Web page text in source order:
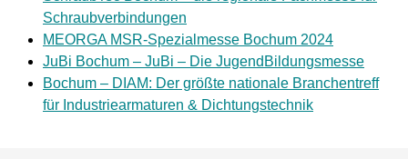
Schraubverbindungen
MEORGA MSR-Spezialmesse Bochum 2024
JuBi Bochum – JuBi – Die JugendBildungsmesse
Bochum – DIAM: Der größte nationale Branchentreff
für Industriearmaturen & Dichtungstechnik